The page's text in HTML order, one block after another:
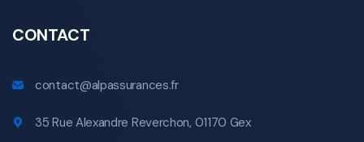
CONTACT
contact@alpassurances.fr
35 Rue Alexandre Reverchon, 01170 Gex